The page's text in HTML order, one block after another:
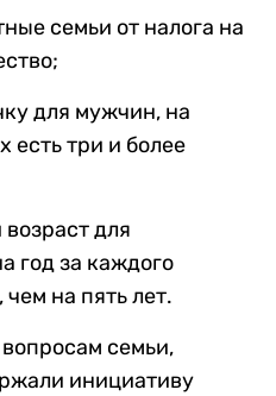
семьи от налога на
для мужчин, на
есть три и более
для
год за каждого
на пять лет.
семьи,
инициативу